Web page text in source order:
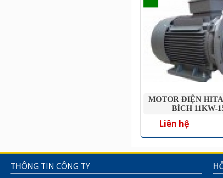
MOTOR ĐIỆN
BÍCH 11KW-
Liên hệ
THÔNG TIN CÔNG TY